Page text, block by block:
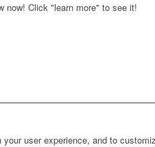
now! Click "learn more" to see it!
user experience, and to